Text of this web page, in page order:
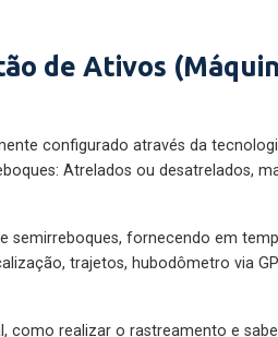
de Ativos
configurado através da
Atrelados ou desatrelados,
fornecendo em
trajetos, hubodômetro via
como realizar o rastreamento e